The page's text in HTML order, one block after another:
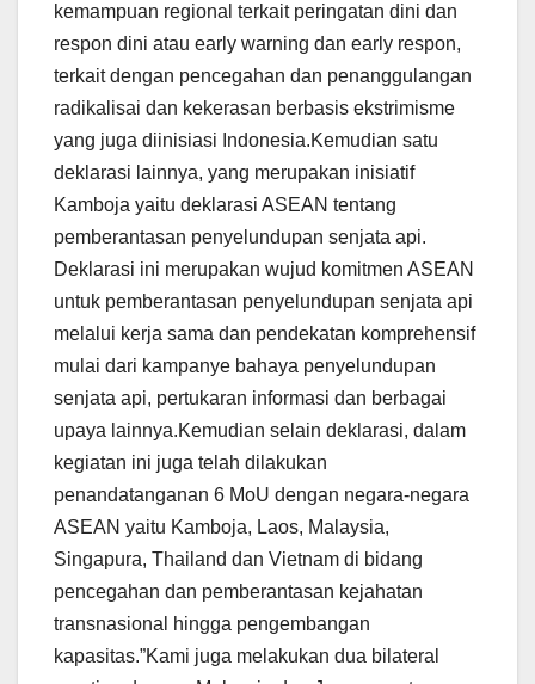
kemampuan regional terkait peringatan dini dan
respon dini atau early warning dan early respon,
terkait dengan pencegahan dan penanggulangan
radikalisai dan kekerasan berbasis ekstrimisme
yang juga diinisiasi Indonesia.Kemudian satu
deklarasi lainnya, yang merupakan inisiatif
Kamboja yaitu deklarasi ASEAN tentang
pemberantasan penyelundupan senjata api.
Deklarasi ini merupakan wujud komitmen ASEAN
untuk pemberantasan penyelundupan senjata api
melalui kerja sama dan pendekatan komprehensif
mulai dari kampanye bahaya penyelundupan
senjata api, pertukaran informasi dan berbagai
upaya lainnya.Kemudian selain deklarasi, dalam
kegiatan ini juga telah dilakukan
penandatanganan 6 MoU dengan negara-negara
ASEAN yaitu Kamboja, Laos, Malaysia,
Singapura, Thailand dan Vietnam di bidang
pencegahan dan pemberantasan kejahatan
transnasional hingga pengembangan
kapasitas.”Kami juga melakukan dua bilateral